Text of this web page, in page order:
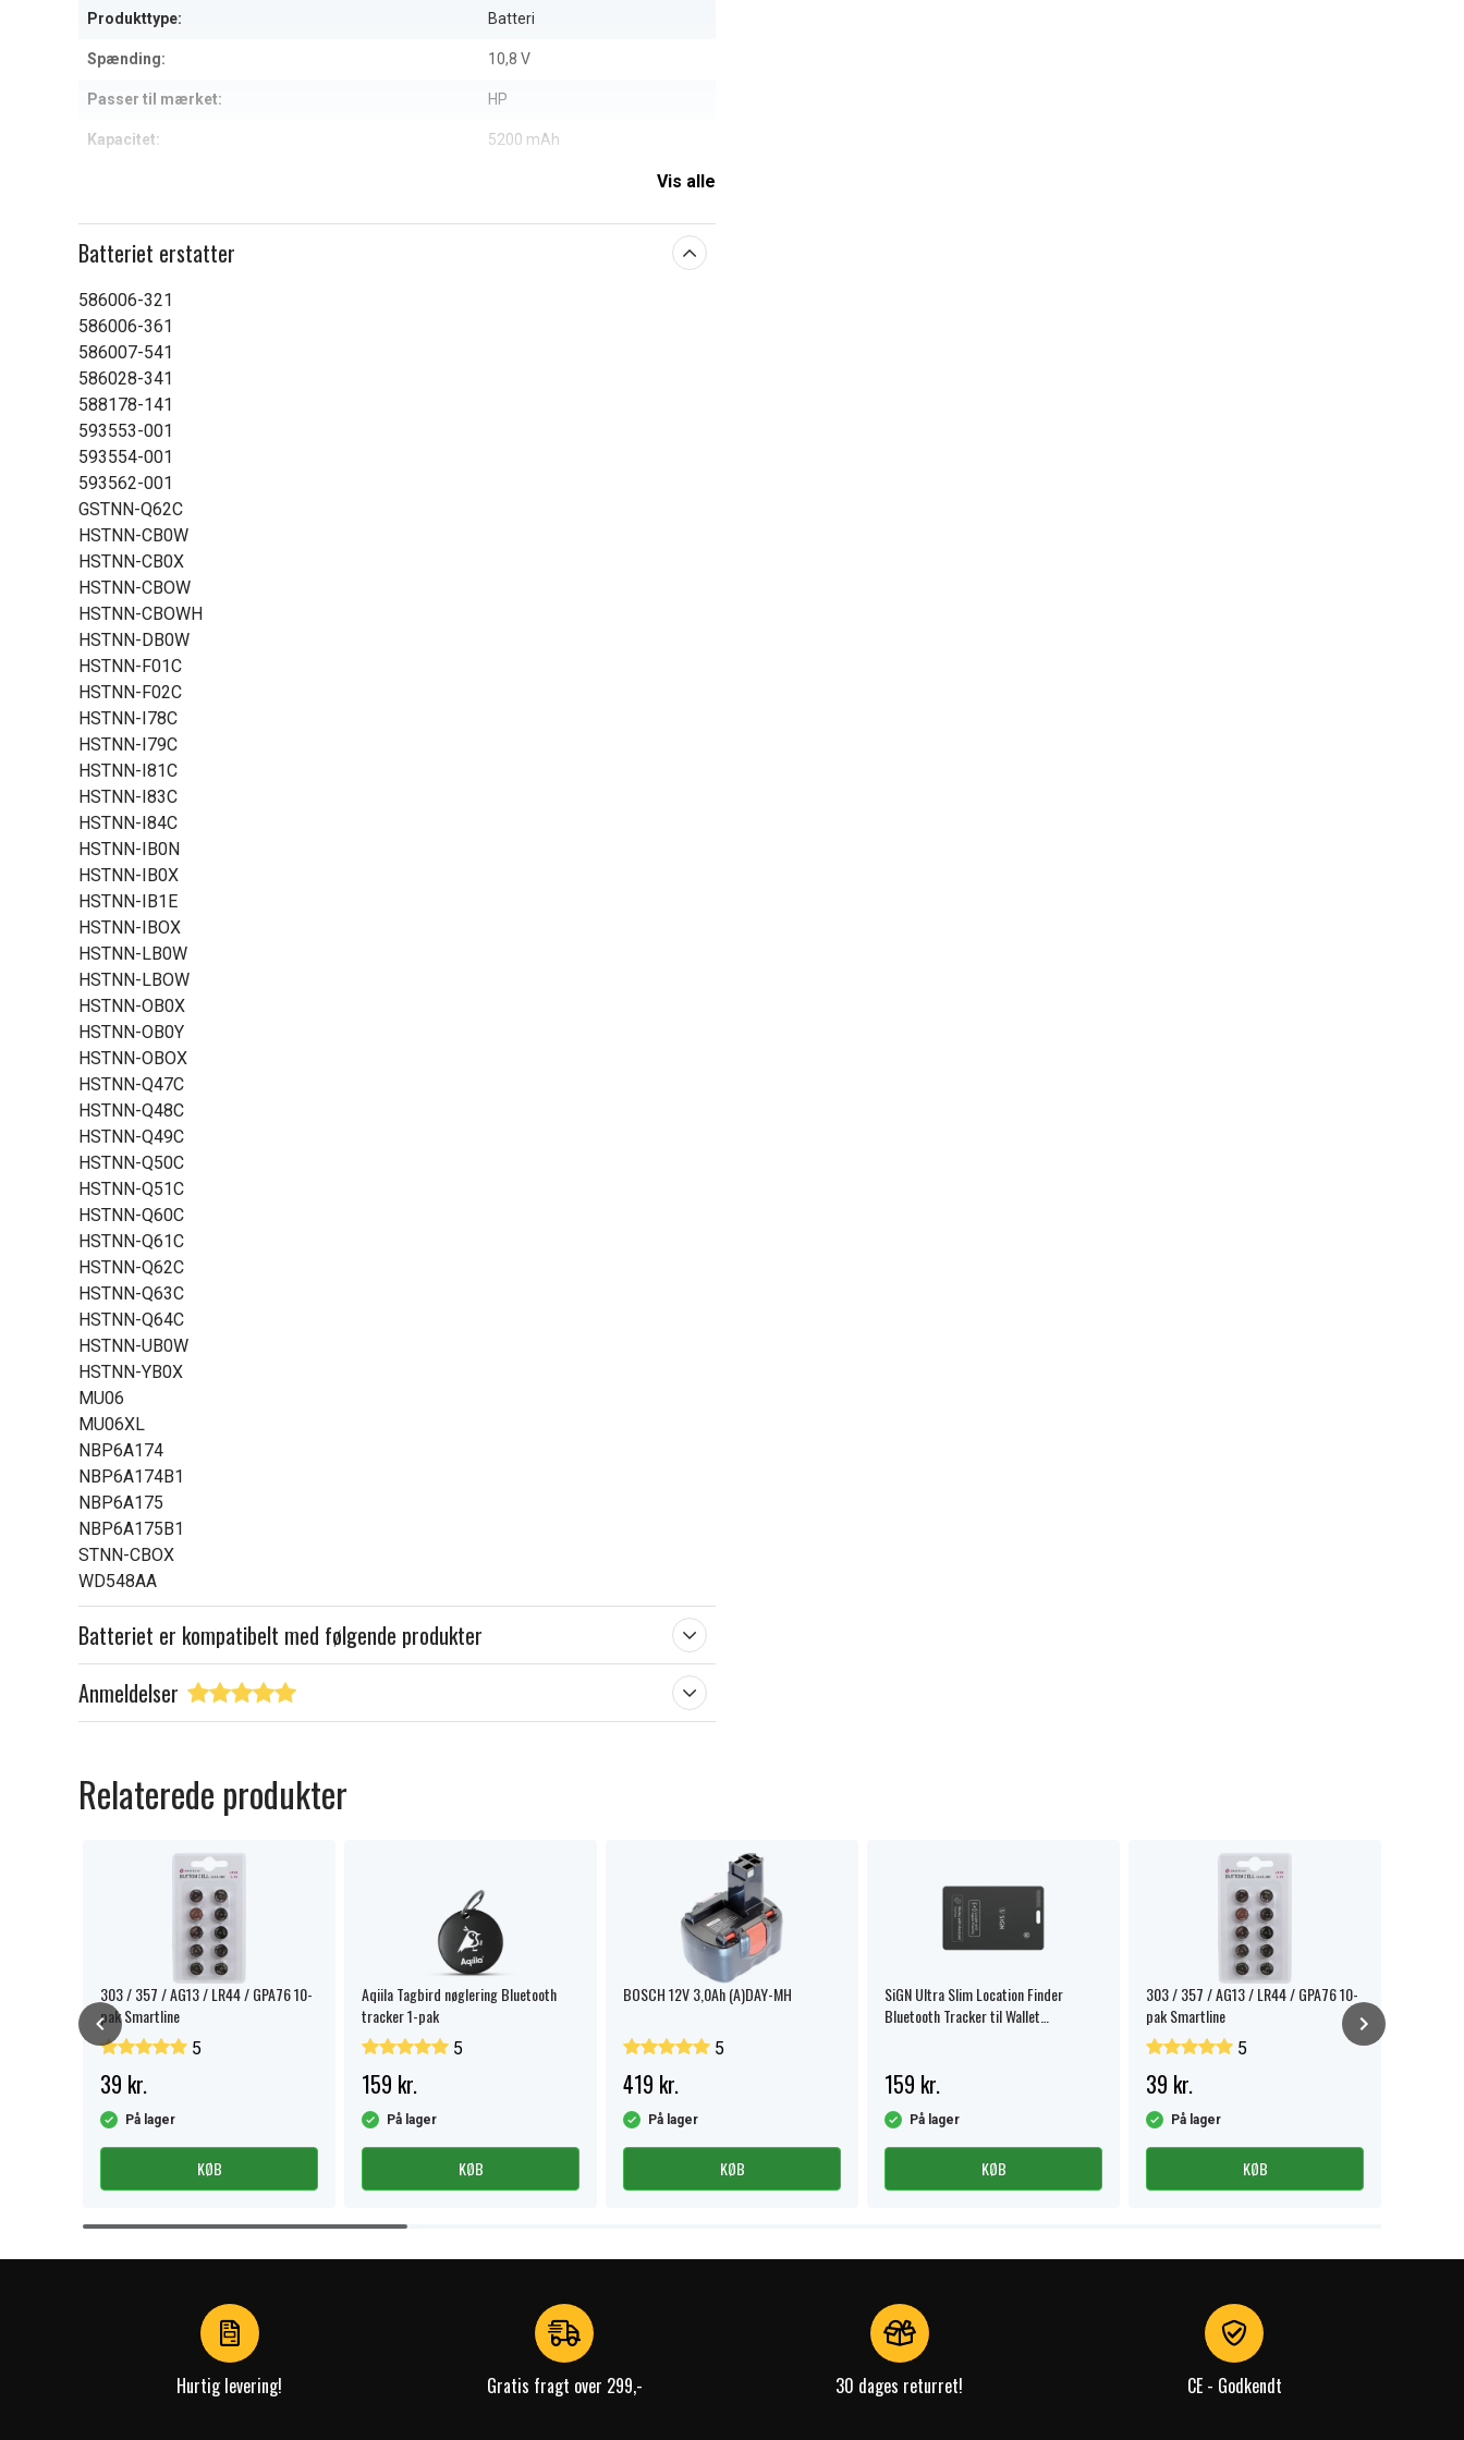
Produkttype: Batteri
Spænding: 10,8 V
Passer til mærket: HP
Kapacitet: 5200 mAh
Vis alle
Batteriet erstatter
586006-321
586006-361
586007-541
586028-341
588178-141
593553-001
593554-001
593562-001
GSTNN-Q62C
HSTNN-CB0W
HSTNN-CB0X
HSTNN-CBOW
HSTNN-CBOWH
HSTNN-DB0W
HSTNN-F01C
HSTNN-F02C
HSTNN-I78C
HSTNN-I79C
HSTNN-I81C
HSTNN-I83C
HSTNN-I84C
HSTNN-IB0N
HSTNN-IB0X
HSTNN-IB1E
HSTNN-IBOX
HSTNN-LB0W
HSTNN-LBOW
HSTNN-OB0X
HSTNN-OB0Y
HSTNN-OBOX
HSTNN-Q47C
HSTNN-Q48C
HSTNN-Q49C
HSTNN-Q50C
HSTNN-Q51C
HSTNN-Q60C
HSTNN-Q61C
HSTNN-Q62C
HSTNN-Q63C
HSTNN-Q64C
HSTNN-UB0W
HSTNN-YB0X
MU06
MU06XL
NBP6A174
NBP6A174B1
NBP6A175
NBP6A175B1
STNN-CBOX
WD548AA
Batteriet er kompatibelt med følgende produkter
Anmeldelser
Relaterede produkter
303 / 357 / AG13 / LR44 / GPA76 10-
pak Smartline
5
39 kr.
På lager
KØB
Aqiila Tagbird nøglering Bluetooth
tracker 1-pak
5
159 kr.
På lager
KØB
BOSCH 12V 3,0Ah (A)DAY-MH
5
419 kr.
På lager
KØB
SiGN Ultra Slim Location Finder
Bluetooth Tracker til Wallet
159 kr.
På lager
KØB
303 / 357 / AG13 / LR44 / GPA76 10-
pak Smartline
5
39 kr.
På lager
KØB
Item
Hurtig levering! Gratis fragt over 299,- 30 dages returret! CE - Godkendt